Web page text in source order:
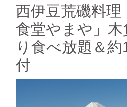
西伊豆荒磯料理
食堂やまや」
り食べ放題＆
付